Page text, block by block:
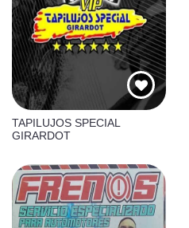
TAPILUJOS SPECIAL
GIRARDOT